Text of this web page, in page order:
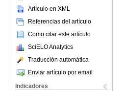
Artículo en XML
Referencias del artículo
Como citar este artículo
SciELO Analytics
Traducción automática
Enviar artículo por email
Indicadores